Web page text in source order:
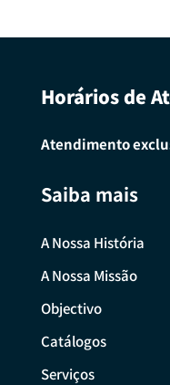
Horários de
Atendimento
Saiba mais
A Nossa História
A Nossa Missão
Objectivo
Catálogos
Serviços